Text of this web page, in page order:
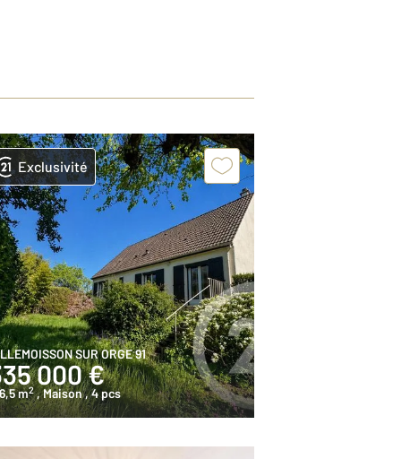
Exclusivité
SUR ORGE 91
000 €
m2 , Maison, 4 pcs